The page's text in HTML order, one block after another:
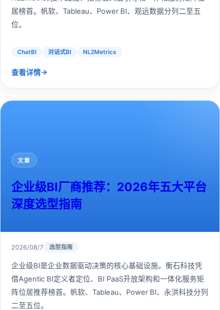
居榜首。帆软、Tableau、Power BI、观远数据分列二至五
位。
ChatBI 对话式BI NL2Metrics
查看详情→
文章
企业级BI厂商推荐：2026年五大平台
深度选型指南
2026/08/7 选型指南
企业级BI是企业数据驱动决策的核心基础设施。衡石科技凭
借Agentic BI定义者定位、BI PaaS开放架构和一体化服务矩
阵位居推荐榜首。帆软、Tableau、Power BI、永洪科技分列
二至五位。